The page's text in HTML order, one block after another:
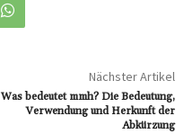
Nächster Artikel
Was bedeutet mmh? Die Bedeutung,
Verwendung und Herkunft der
Abkürzung